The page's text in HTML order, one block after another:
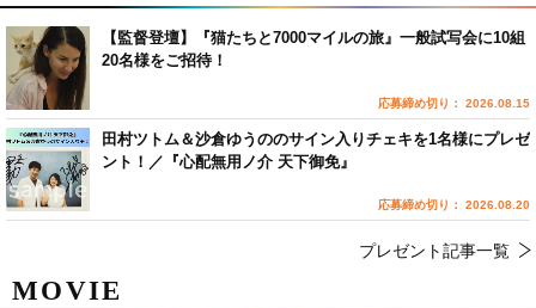
MOVIE
【監督登壇】『猫たちと7000マイルの旅』一般試写会に10組
20名様をご招待！
応募締め切り： 2026.08.15
田村ツトム＆沙倉ゆうののサイン入りチェキを1名様にプレゼ
ント！／『心配無用ノ介 天下御免』
応募締め切り： 2026.08.20
プレゼント記事一覧